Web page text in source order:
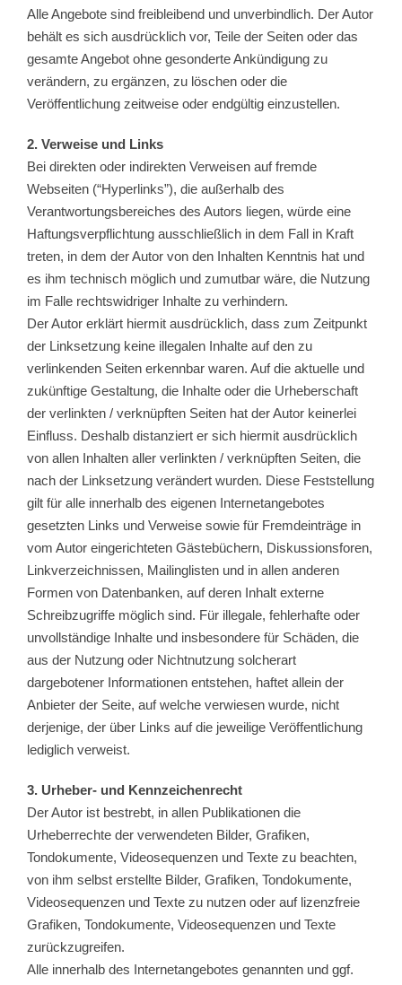
Alle Angebote sind freibleibend und unverbindlich. Der Autor
behält es sich ausdrücklich vor, Teile der Seiten oder das
gesamte Angebot ohne gesonderte Ankündigung zu
verändern, zu ergänzen, zu löschen oder die
Veröffentlichung zeitweise oder endgültig einzustellen.
2. Verweise und Links
Bei direkten oder indirekten Verweisen auf fremde
Webseiten (“Hyperlinks”), die außerhalb des
Verantwortungsbereiches des Autors liegen, würde eine
Haftungsverpflichtung ausschließlich in dem Fall in Kraft
treten, in dem der Autor von den Inhalten Kenntnis hat und
es ihm technisch möglich und zumutbar wäre, die Nutzung
im Falle rechtswidriger Inhalte zu verhindern.
Der Autor erklärt hiermit ausdrücklich, dass zum Zeitpunkt
der Linksetzung keine illegalen Inhalte auf den zu
verlinkenden Seiten erkennbar waren. Auf die aktuelle und
zukünftige Gestaltung, die Inhalte oder die Urheberschaft
der verlinkten / verknüpften Seiten hat der Autor keinerlei
Einfluss. Deshalb distanziert er sich hiermit ausdrücklich
von allen Inhalten aller verlinkten / verknüpften Seiten, die
nach der Linksetzung verändert wurden. Diese Feststellung
gilt für alle innerhalb des eigenen Internetangebotes
gesetzten Links und Verweise sowie für Fremdeinträge in
vom Autor eingerichteten Gästebüchern, Diskussionsforen,
Linkverzeichnissen, Mailinglisten und in allen anderen
Formen von Datenbanken, auf deren Inhalt externe
Schreibzugriffe möglich sind. Für illegale, fehlerhafte oder
unvollständige Inhalte und insbesondere für Schäden, die
aus der Nutzung oder Nichtnutzung solcherart
dargebotener Informationen entstehen, haftet allein der
Anbieter der Seite, auf welche verwiesen wurde, nicht
derjenige, der über Links auf die jeweilige Veröffentlichung
lediglich verweist.
3. Urheber- und Kennzeichenrecht
Der Autor ist bestrebt, in allen Publikationen die
Urheberrechte der verwendeten Bilder, Grafiken,
Tondokumente, Videosequenzen und Texte zu beachten,
von ihm selbst erstellte Bilder, Grafiken, Tondokumente,
Videosequenzen und Texte zu nutzen oder auf lizenzfreie
Grafiken, Tondokumente, Videosequenzen und Texte
zurückzugreifen.
Alle innerhalb des Internetangebotes genannten und ggf.